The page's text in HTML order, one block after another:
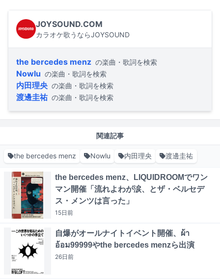
JOYSOUND.COM
カラオケ歌うならJOYSOUND
the bercedes menz の楽曲・歌詞を検索
Nowlu の楽曲・歌詞を検索
内田理央 の楽曲・歌詞を検索
渡邊圭祐 の楽曲・歌詞を検索
関連記事
the bercedes menz Nowlu 内田理央 渡邊圭祐
the bercedes menz、LIQUIDROOMでワン
マン開催「流れよわが涙、とザ・ベルセデ
ス・メンツは言った」
15日前
自爆がオールナイトイベント開催、ผ้า
อ้อม99999やthe bercedes menzら出演
26日前